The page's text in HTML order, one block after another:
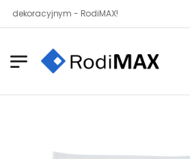
- RodiMAX!